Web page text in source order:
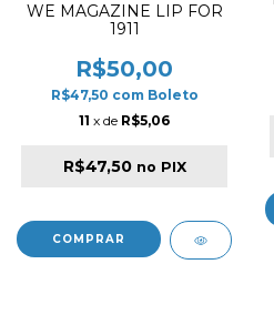
WE MAGAZINE LIP FOR
1911
R$50,00
R$47,50 com Boleto
11 x de R$5,06
R$47,50 no PIX